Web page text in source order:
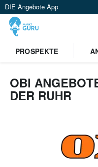
DIE Angebote App
PROSPEKTE
OBI
DER RUHR